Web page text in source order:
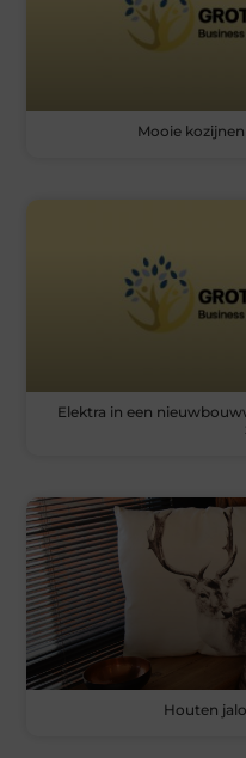
Mooie
Elektra in een
Houten